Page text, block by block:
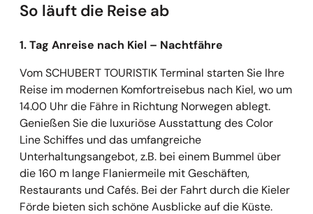
So läuft die Reise ab
1. Tag Anreise nach Kiel – Nachtfähre
Vom SCHUBERT TOURISTIK Terminal starten Sie Ihre
Reise im modernen Komfortreisebus nach Kiel, wo um
14.00 Uhr die Fähre in Richtung Norwegen ablegt.
Genießen Sie die luxuriöse Ausstattung des Color
Line Schiffes und das umfangreiche
Unterhaltungsangebot, z.B. bei einem Bummel über
die 160 m lange Flaniermeile mit Geschäften,
Restaurants und Cafés. Bei der Fahrt durch die Kieler
Förde bieten sich schöne Ausblicke auf die Küste.